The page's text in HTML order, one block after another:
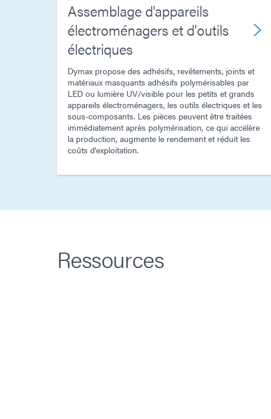
Assemblage d'appareils
électroménagers et d'outils
électriques
Dymax propose des adhésifs, revêtements, joints et
matériaux masquants adhésifs polymérisables par
LED ou lumière UV/visible pour les petits et grands
appareils électroménagers, les outils électriques et les
sous-composants. Les pièces peuvent être traitées
immédiatement après polymérisation, ce qui accélère
la production, augmente le rendement et réduit les
coûts d'exploitation.
Ressources